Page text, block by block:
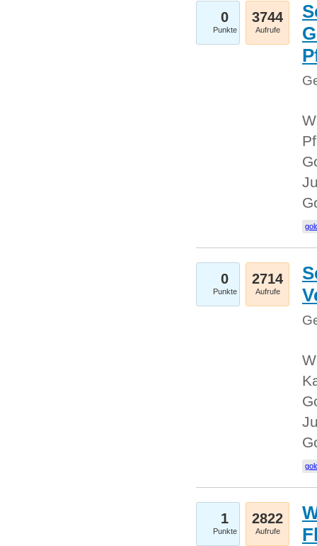
0
Punkte
3744
Aufrufe
0
Punkte
2714
Aufrufe
1
Punkte
2822
Aufrufe